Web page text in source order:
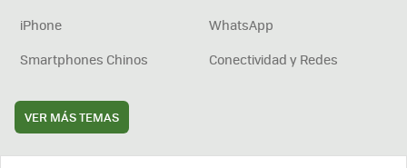
iPhone
WhatsApp
Smartphones Chinos
Conectividad y Redes
VER MÁS TEMAS